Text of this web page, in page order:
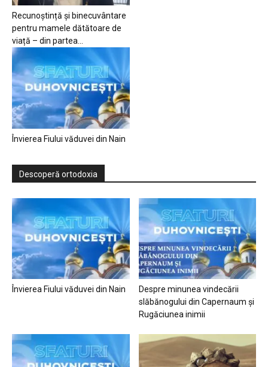
Recunoștință și binecuvântare
pentru mamele dătătoare de
viață – din partea...
Învierea Fiului văduvei din Nain
Descoperă ortodoxia
Învierea Fiului văduvei din Nain
Despre minunea vindecării
slăbănogului din Capernaum și
Rugăciunea inimii